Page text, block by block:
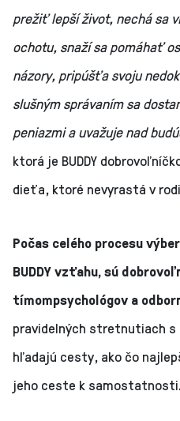
prežiť lepší život, nechá sa
ochotu, snaží sa pomáhať
názory, pripúšťa svoju
slušným správaním sa
peniazmi a uvažuje nad
ktorá je BUDDY
dieťa, ktoré nevyrastá v
Počas celého procesu
BUDDY vzťahu, sú
tímompsychológov a
pravidelných stretnutiach s
hľadajú cesty, ako čo
jeho ceste k